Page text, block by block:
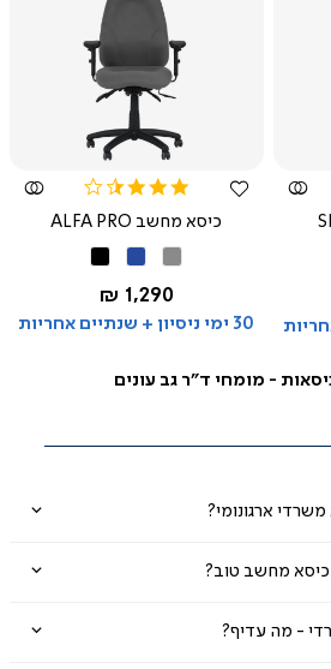
צפייה
מהירה
rating
כיסא מחשב ALFA PRO
החל מ-
1,290 ₪
30 ימי ניסיון + שנתיים אחריות
- מומחי ד"ר גב עונים
ארגונומי?
מחשב טוב?
- מה עדיף?